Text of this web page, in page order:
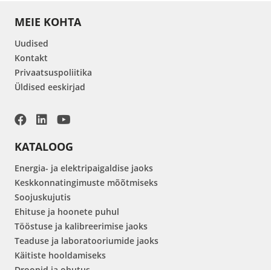
MEIE KOHTA
Uudised
Kontakt
Privaatsuspoliitika
Üldised eeskirjad
KATALOOG
Energia- ja elektripaigaldise jaoks
Keskkonnatingimuste mõõtmiseks
Soojuskujutis
Ehituse ja hoonete puhul
Tööstuse ja kalibreerimise jaoks
Teaduse ja laboratooriumide jaoks
Käitiste hooldamiseks